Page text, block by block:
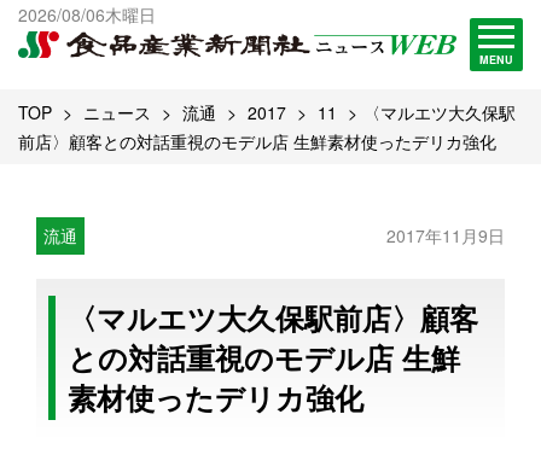
2026/08/06木曜日
MENU
出版物一覧へ
試読・購読申し込み
TOP ニュース 流通 2017 11
〈マルエツ大久保駅
前店〉顧客との対話重視のモデル店 生鮮素材使ったデリカ強化
流通 2017年11月9日
〈マルエツ大久保駅前店〉顧客
との対話重視のモデル店 生鮮
素材使ったデリカ強化